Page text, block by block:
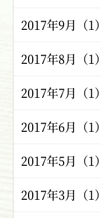
2017年9月（1）
2017年8月（1）
2017年7月（1）
2017年6月（1）
2017年5月（1）
2017年3月（1）